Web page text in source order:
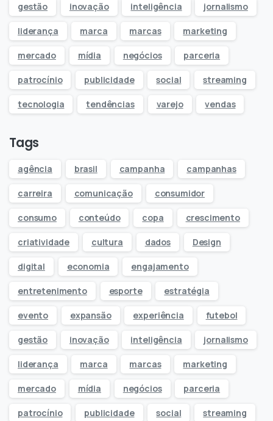
gestão inovação inteligência jornalismo
liderança marca marcas marketing
mercado mídia negócios parceria
patrocínio publicidade social streaming
tecnologia tendências varejo vendas
Tags
agência brasil campanha campanhas
carreira comunicação consumidor
consumo conteúdo copa crescimento
criatividade cultura dados Design
digital economia engajamento
entretenimento esporte estratégia
evento expansão experiência futebol
gestão inovação inteligência jornalismo
liderança marca marcas marketing
mercado mídia negócios parceria
patrocínio publicidade social streaming